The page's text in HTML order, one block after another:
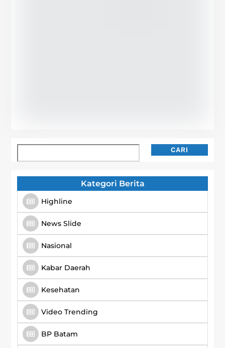
CARI
Kategori Berita
Highline
News Slide
Nasional
Kabar Daerah
Kesehatan
Video Trending
BP Batam